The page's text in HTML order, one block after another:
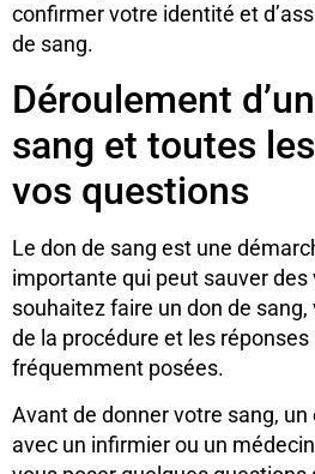
confirmer votre identité et
de sang.
Déroulement
sang et toutes
vos questions
Le don de sang est une
importante qui peut sauver des
souhaitez faire un don de
de la procédure et les
fréquemment posées.
Avant de donner votre sang,
avec un infirmier ou un